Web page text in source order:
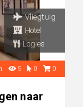
Vliegtuig
Hotel
Logies
5 0 0
naar